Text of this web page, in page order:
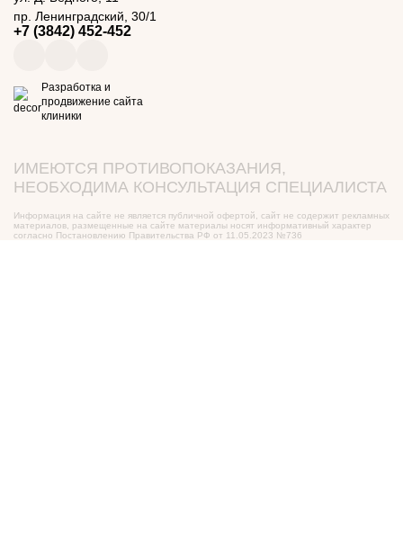
пр. Ленинградский, 30/1
+7 (3842) 452-452
Разработка и
продвижение сайта
клиники
ИМЕЮТСЯ ПРОТИВОПОКАЗАНИЯ,
НЕОБХОДИМА КОНСУЛЬТАЦИЯ СПЕЦИАЛИСТА
Информация на сайте не является публичной офертой, сайт не содержит рекламных
материалов, размещенные на сайте материалы носят информативный характер
согласно Постановлению Правительства РФ от 11.05.2023 №736